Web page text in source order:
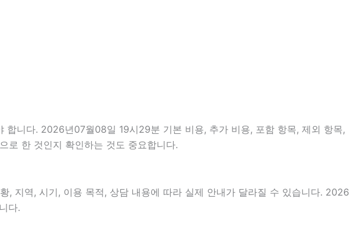
니다. 2026년07월08일 19시29분 기본 비용, 추가 비용, 포함 항목, 제외 항목,
로 한 것인지 확인하는 것도 중요합니다.
, 지역, 시기, 이용 목적, 상담 내용에 따라 실제 안내가 달라질 수 있습니다. 2026
다.